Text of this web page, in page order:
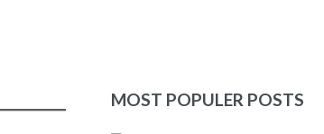
MOST POPULER POSTS